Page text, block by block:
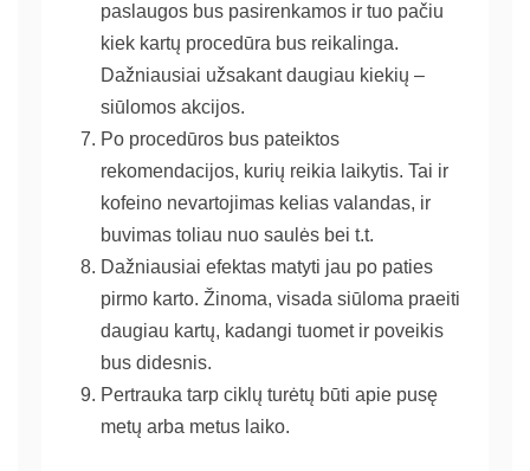
paslaugos bus pasirenkamos ir tuo pačiu
kiek kartų procedūra bus reikalinga.
Dažniausiai užsakant daugiau kiekių –
siūlomos akcijos.
Po procedūros bus pateiktos
rekomendacijos, kurių reikia laikytis. Tai ir
kofeino nevartojimas kelias valandas, ir
buvimas toliau nuo saulės bei t.t.
Dažniausiai efektas matyti jau po paties
pirmo karto. Žinoma, visada siūloma praeiti
daugiau kartų, kadangi tuomet ir poveikis
bus didesnis.
Pertrauka tarp ciklų turėtų būti apie pusę
metų arba metus laiko.